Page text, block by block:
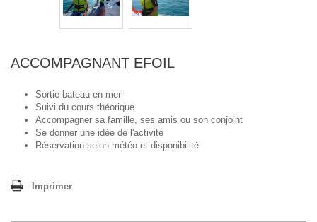
ACCOMPAGNANT EFOIL
Sortie bateau en mer
Suivi du cours théorique
Accompagner sa famille, ses amis ou son conjoint
Se donner une idée de l'activité
Réservation selon météo et disponibilité
Imprimer